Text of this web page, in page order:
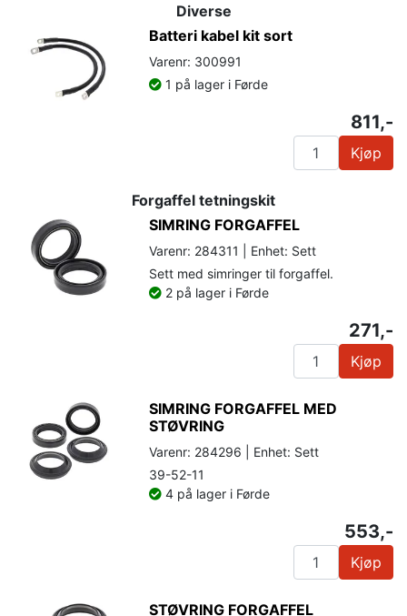
Diverse
Batteri kabel kit sort
Varenr: 300991
1 på lager i Førde
811,-
Kjøp
Forgaffel tetningskit
SIMRING FORGAFFEL
Varenr: 284311 | Enhet: Sett
Sett med simringer til forgaffel.
2 på lager i Førde
271,-
Kjøp
SIMRING FORGAFFEL MED
STØVRING
Varenr: 284296 | Enhet: Sett
39-52-11
4 på lager i Førde
553,-
Kjøp
STØVRING FORGAFFEL